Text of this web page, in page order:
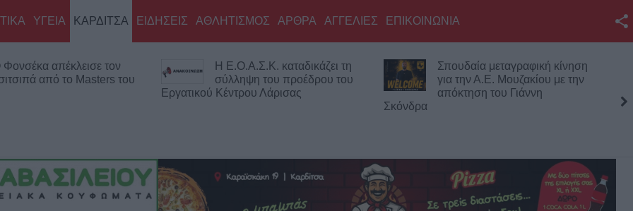
Twitter
YouTube
RSS
Επικοινωνία με το
KarditsaLive.Net
ΥΓΕΙΑ ΚΑΡΔΙΤΣΑ ΕΙΔΗΣΕΙΣ ΑΘΛΗΤΙΣΜΟΣ ΑΡΘΡΑ ΑΓΓΕΛΙΕΣ ΕΠΙΚΟΙΝΩΝΙΑ
απέκλεισε τον
από το Masters του
Η Ε.Ο.Α.Σ.Κ. καταδικάζει τη
σύλληψη του προέδρου του
Εργατικού Κέντρου Λάρισας
Σπουδαία μεταγραφική κίνηση
για την Α.Ε. Μουζακίου με την
απόκτηση του Γιάννη
Σκόνδρα